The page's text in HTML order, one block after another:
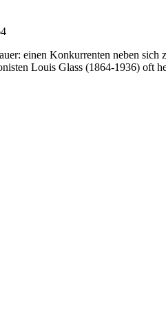
einen Konkurrenten neben
Louis Glass (1864-1936) oft